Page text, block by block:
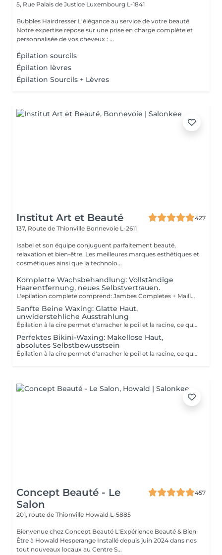
5, Rue Palais de Justice Luxembourg L-1841
Bubbles Hairdresser L'élégance au service de votre beauté
Notre expertise repose sur une prise en charge complète et
personnalisée de vos cheveux : ...
Épilation sourcils
Épilation lèvres
Épilation Sourcils + Lèvres
Institut Art et Beauté
427
137, Route de Thionville Bonnevoie L-2611
Isabel et son équipe conjuguent parfaitement beauté,
relaxation et bien-être. Les meilleures marques esthétiques et
cosmétiques ainsi que la technolo...
Komplette Wachsbehandlung: Vollständige
Haarentfernung, neues Selbstvertrauen.
L'epilation complete comprend: Jambes Completes + Maillot intégral + Aisselles + Sourcils + Duvet Épilation à la cire permet d'arracher le poil et la racine, ce qui a pour effet de ralentir la repousse de quelques semaines. De plus, le poil qui repoussera sera plus fin. L'épilation à la cire est une méthode efficace pour tous les types de poils. La cire tiède est utilisée sur la majorité des régions corporelles. Pour les régions plus sensibles, comme les aisselles et le bikini, c'est plutôt la cire chaude qui est utilisée afin de minimiser les risques d'ecchymoses dus à une traction trop forte.
Sanfte Beine Waxing: Glatte Haut,
unwiderstehliche Ausstrahlung
Épilation à la cire permet d'arracher le poil et la racine, ce qui a pour effet de ralentir la repousse de quelques semaines. De plus, le poil qui repoussera sera plus fin. L'épilation à la cire est une méthode efficace pour tous les types de poils. La cire tiède est utilisée sur la majorité des régions corporelles. Pour les régions plus sensibles, comme les aisselles et le bikini, c'est plutôt la cire chaude qui est utilisée afin de minimiser les risques d'ecchymoses dus à une traction trop forte.
Perfektes Bikini-Waxing: Makellose Haut,
absolutes Selbstbewusstsein
Épilation à la cire permet d'arracher le poil et la racine, ce qui a pour effet de ralentir la repousse de quelques semaines. De plus, le poil qui repoussera sera plus fin. L'épilation à la cire est une méthode efficace pour tous les types de poils. La cire tiède est utilisée sur la majorité des régions corporelles. Pour les régions plus sensibles, comme les aisselles et le bikini, c'est plutôt la cire chaude qui est utilisée afin de minimiser les risques d'ecchymoses dus à une traction trop forte.
Concept Beauté - Le
Salon
457
201, route de Thionville Howald L-5885
Bienvenue chez Concept Beauté L'Expérience Beauté & Bien-
Être à Howald Hesperange Installé depuis juin 2024 dans nos
tout nouveaux locaux au Centre S...